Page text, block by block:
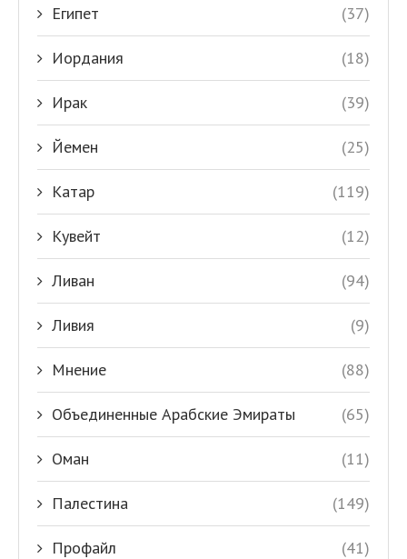
Египет (37)
Иордания (18)
Ирак (39)
Йемен (25)
Катар (119)
Кувейт (12)
Ливан (94)
Ливия (9)
Мнение (88)
Объединенные Арабские Эмираты (65)
Оман (11)
Палестина (149)
Профайл (41)